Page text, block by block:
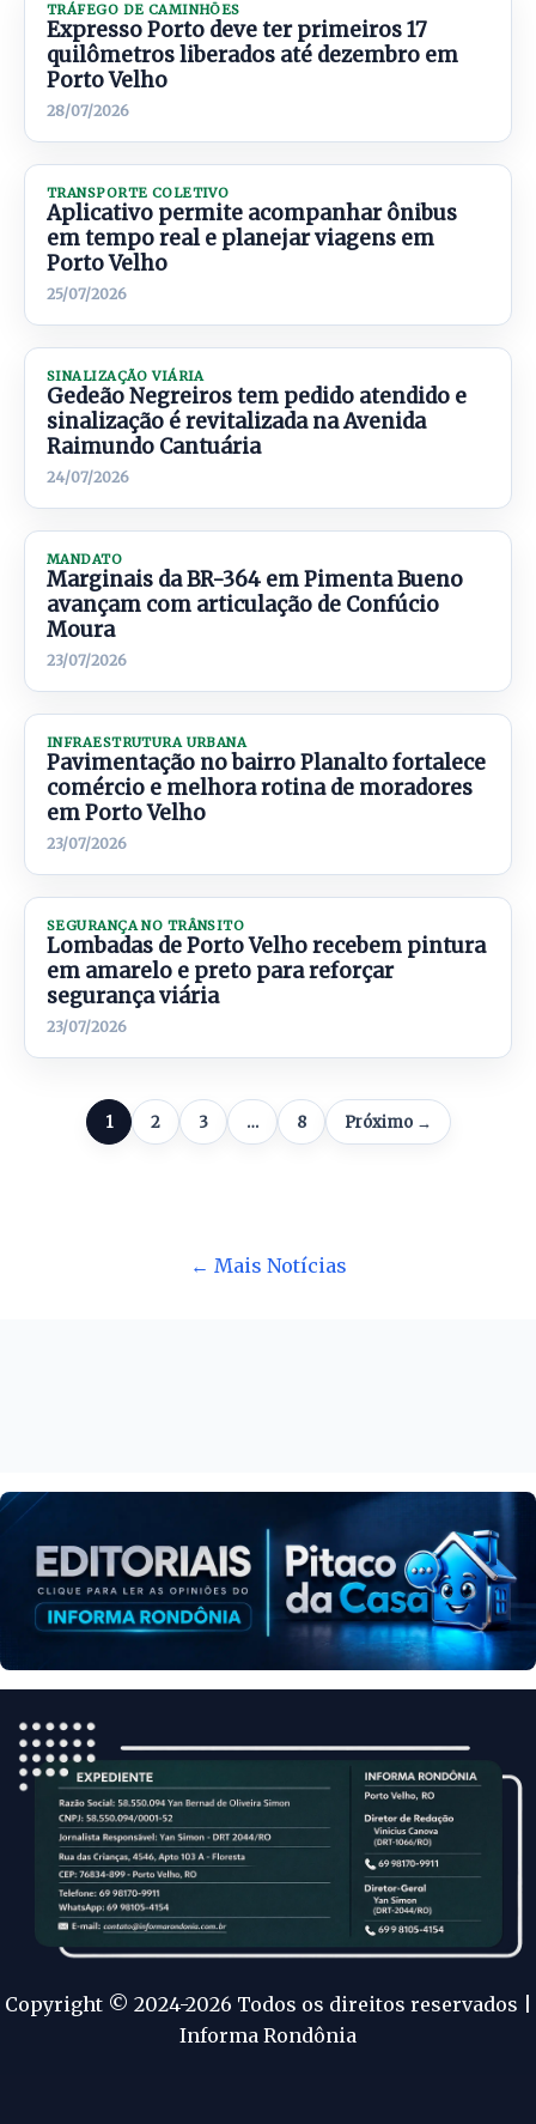
TRÁFEGO DE CAMINHÕES
Expresso Porto deve ter primeiros 17
quilômetros liberados até dezembro em
Porto Velho
28/07/2026
TRANSPORTE COLETIVO
Aplicativo permite acompanhar ônibus
em tempo real e planejar viagens em
Porto Velho
25/07/2026
SINALIZAÇÃO VIÁRIA
Gedeão Negreiros tem pedido atendido e
sinalização é revitalizada na Avenida
Raimundo Cantuária
24/07/2026
MANDATO
Marginais da BR-364 em Pimenta Bueno
avançam com articulação de Confúcio
Moura
23/07/2026
INFRAESTRUTURA URBANA
Pavimentação no bairro Planalto fortalece
comércio e melhora rotina de moradores
em Porto Velho
23/07/2026
SEGURANÇA NO TRÂNSITO
Lombadas de Porto Velho recebem pintura
em amarelo e preto para reforçar
segurança viária
23/07/2026
1 2 3 … 8 Próximo →
← Mais Notícias
Copyright © 2024-2026 Todos os direitos reservados |
Informa Rondônia